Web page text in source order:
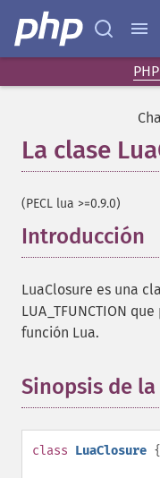
La clase
(PECL lua >=0.9.0)
Introducción
LuaClosure es una
LUA_TFUNCTION
función Lua.
Sinopsis de la
class LuaClosure {